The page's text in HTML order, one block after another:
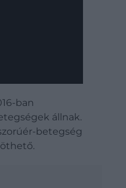
ban
állnak.
betegség